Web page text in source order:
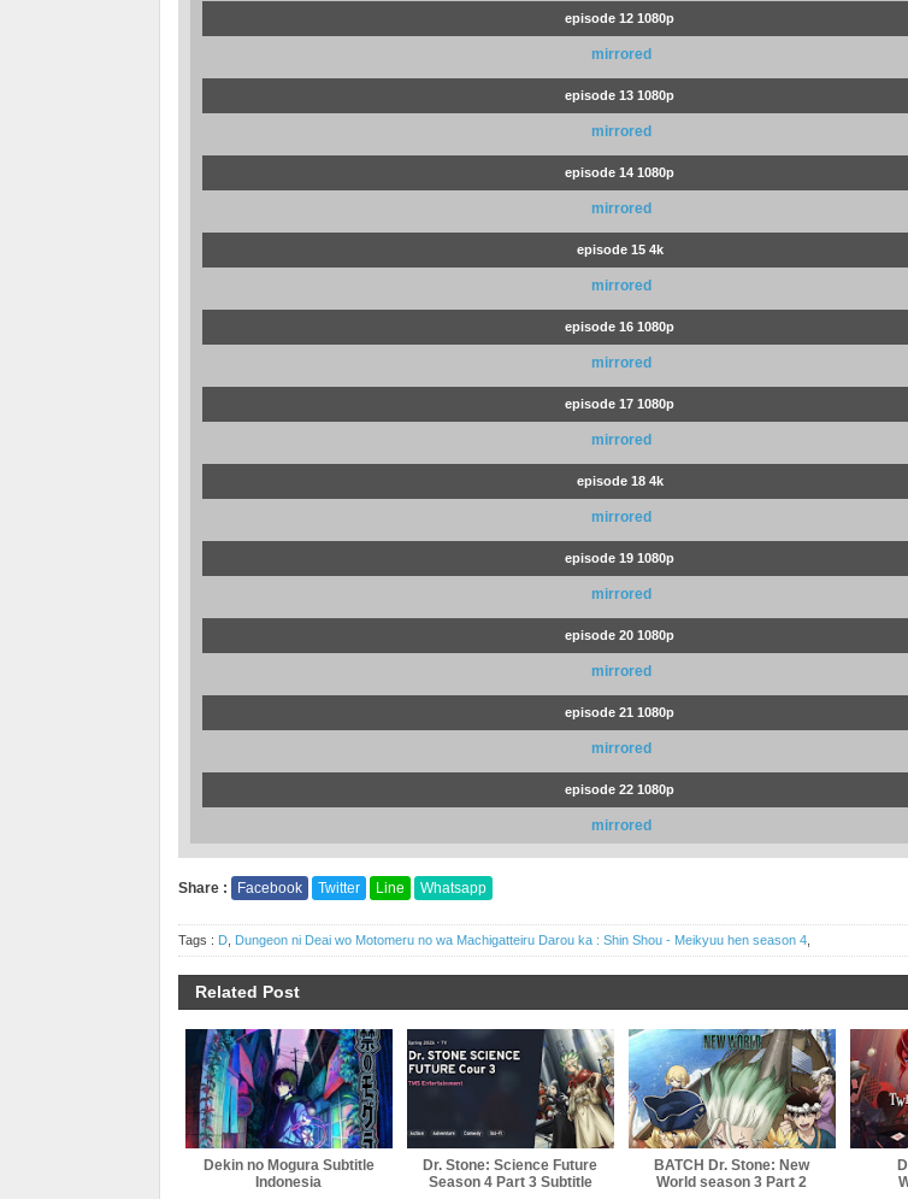
episode 12 1080p
mirrored
episode 13 1080p
mirrored
episode 14 1080p
mirrored
episode 15 4k
mirrored
episode 16 1080p
mirrored
episode 17 1080p
mirrored
episode 18 4k
mirrored
episode 19 1080p
mirrored
episode 20 1080p
mirrored
episode 21 1080p
mirrored
episode 22 1080p
mirrored
Share : Facebook Twitter Line Whatsapp
Tags : D Dungeon ni Deai wo Motomeru no wa Machigatteiru Darou ka : Shin Shou - Meikyuu hen season 4
Related Post
Dekin no Mogura Subtitle
Indonesia
Dr. Stone: Science Future
Season 4 Part 3 Subtitle
BATCH Dr. Stone: New
World season 3 Part 2